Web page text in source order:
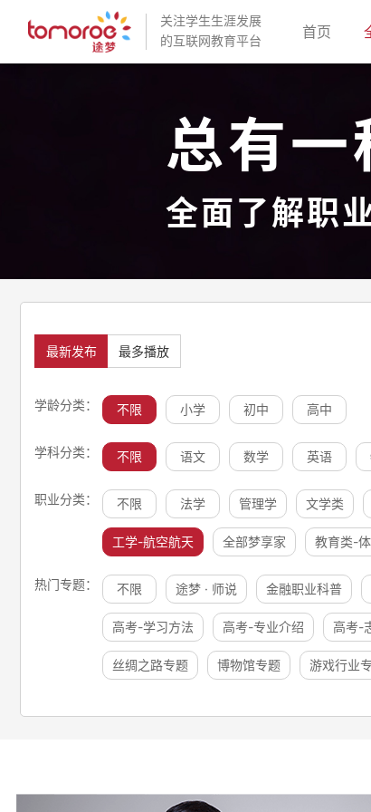
关注学生生涯发展
的互联网教育平台
首页
总有
全面了解职
最新发布 最多播放
学龄分类： 不限 小学 初中 高中
学科分类： 不限 语文 数学 英语
职业分类： 不限 法学 管理学 文学类
工学-航空航天 全部梦享家 教育类-
热门专题： 不限 途梦 · 师说 金融职业科普
高考-学习方法 高考-专业介绍 高考-
丝绸之路专题 博物馆专题 游戏行业